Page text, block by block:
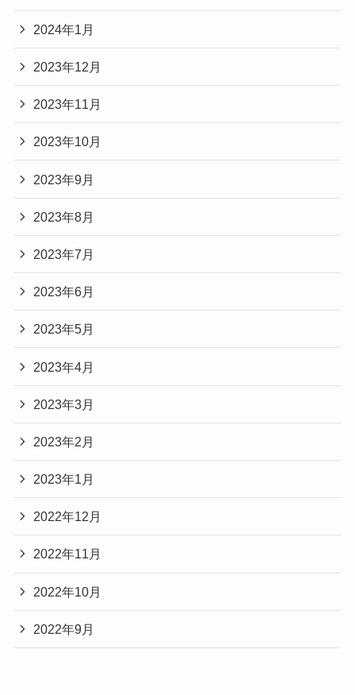
2024年1月
2023年12月
2023年11月
2023年10月
2023年9月
2023年8月
2023年7月
2023年6月
2023年5月
2023年4月
2023年3月
2023年2月
2023年1月
2022年12月
2022年11月
2022年10月
2022年9月